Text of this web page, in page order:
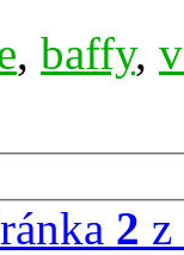
, baffy,
2 z